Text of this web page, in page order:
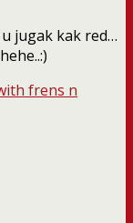
jugak kak red…
frens n